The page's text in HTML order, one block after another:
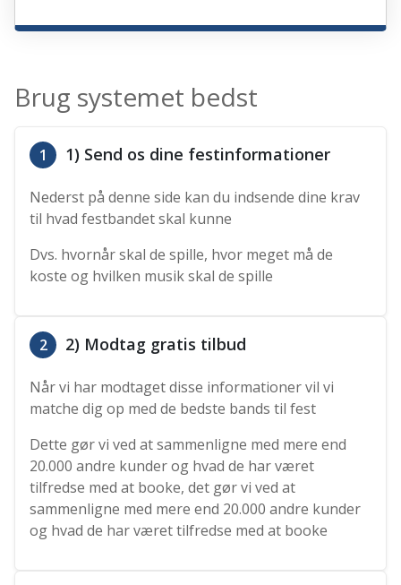
Brug systemet bedst
1 1) Send os dine festinformationer
Nederst på denne side kan du indsende dine krav
til hvad festbandet skal kunne
Dvs. hvornår skal de spille, hvor meget må de
koste og hvilken musik skal de spille
2 2) Modtag gratis tilbud
Når vi har modtaget disse informationer vil vi
matche dig op med de bedste bands til fest
Dette gør vi ved at sammenligne med mere end
20.000 andre kunder og hvad de har været
tilfredse med at booke, det gør vi ved at
sammenligne med mere end 20.000 andre kunder
og hvad de har været tilfredse med at booke